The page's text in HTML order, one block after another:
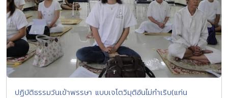
ปฏิบัติธรรมวันเข้าพรรษา แบบเจโตวิมุติอันไม่กำเริบ(แก่น